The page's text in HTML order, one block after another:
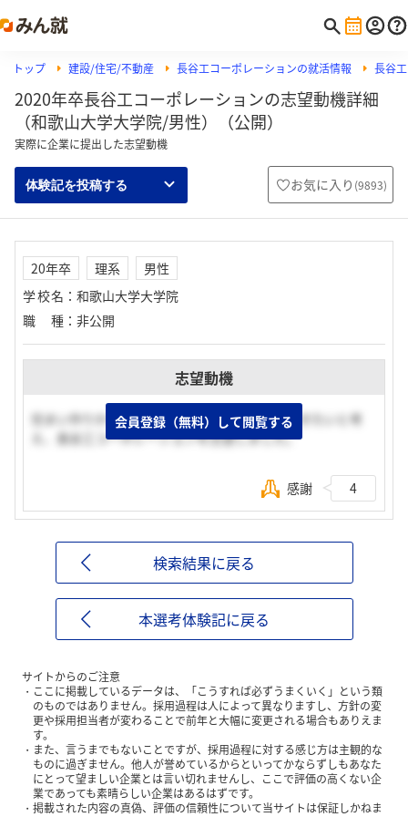
トップ 建設/住宅/不動産 長谷工コーポレーションの就活情報 長谷
2020年卒長谷工コーポレーションの志望動機詳細
（和歌山大学大学院/男性）（公開）
実際に企業に提出した志望動機
体験記を投稿する お気に入り (9893)
20年卒 理系
男性
学校名 ： 和歌山大学大学院
職種 ： 非公開
志望動機
住まい作りからお客様の暮らしを豊かにしていきたいと考
え、長谷工コーポレーションを志望しました。
会員登録（無料）して閲覧する
感謝 4
検索結果に戻る
本選考体験記に戻る
サイトからのご注意
ここに掲載しているデータは、「こうすれば必ずうまくいく」という類
のものではありません。採用過程は人によって異なりますし、方針の変
更や採用担当者が変わることで前年と大幅に変更される場合もありえま
す。
また、言うまでもないことですが、採用過程に対する感じ方は主観的な
ものに過ぎません。他人が誉めているからといってかならずしもあなた
にとって望ましい企業とは言い切れませんし、ここで評価の高くない企
業であっても素晴らしい企業はあるはずです。
掲載された内容の真偽、評価の信頼性について当サイトは保証しかねま